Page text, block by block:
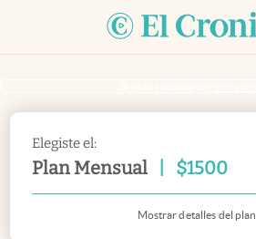
Elegiste el:
Plan Mensual $1500
Mostrar detalles del plan